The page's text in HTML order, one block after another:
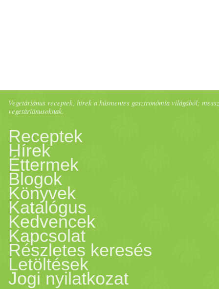
Vegetáriánus receptek, hírek a húsmentes gasztronómia világából;
vegetáriánusoknak.
Receptek
Hírek
Éttermek
Blogok
Könyvek
Katalógus
Kedvencek
Kapcsolat
Részletes keresés
Letöltések
Jogi nyilatkozat